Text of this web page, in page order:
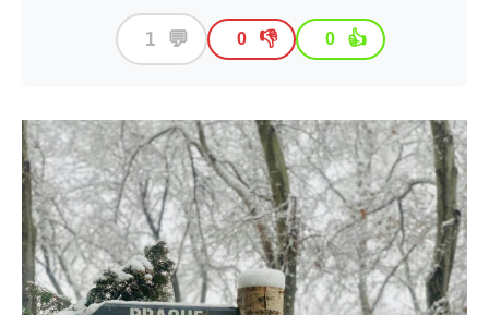
👍
0
👎
0
💬
1